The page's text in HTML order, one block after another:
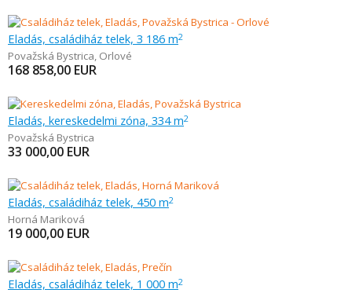
Eladás, családiház telek, 3 186 m2
Považská Bystrica, Orlové
168 858,00 EUR
Eladás, kereskedelmi zóna, 334 m2
Považská Bystrica
33 000,00 EUR
Eladás, családiház telek, 450 m2
Horná Mariková
19 000,00 EUR
Eladás, családiház telek, 1 000 m2